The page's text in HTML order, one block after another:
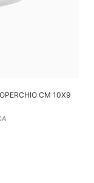
CM 10X9